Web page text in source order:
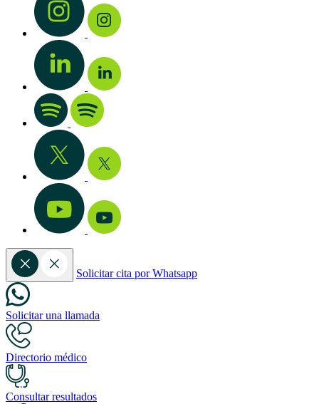
Solicitar cita por Whatsapp
Solicitar una llamada
Directorio médico
Consultar resultados